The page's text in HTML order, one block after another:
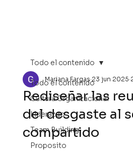
Todo el contenido
Cultura Organizacional
Liderazgo
Team Building
Proposito
Todo el contenido
Rediseñar las
del desgaste al
compartido
Mariana Fargas 23 jun 2025